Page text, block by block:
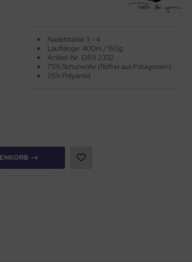
Nadelstärke 3 - 4
Lauflänge: 400m / 150g
Artikel-Nr. 1289 2332
75% Schurwolle (filzfrei aus Patagonien)
25% Polyamid